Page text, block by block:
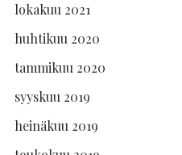
lokakuu 2021
huhtikuu 2020
tammikuu 2020
syyskuu 2019
heinäkuu 2019